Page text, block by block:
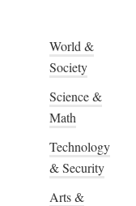
World &
Society
Science &
Math
Technology
& Security
Arts &